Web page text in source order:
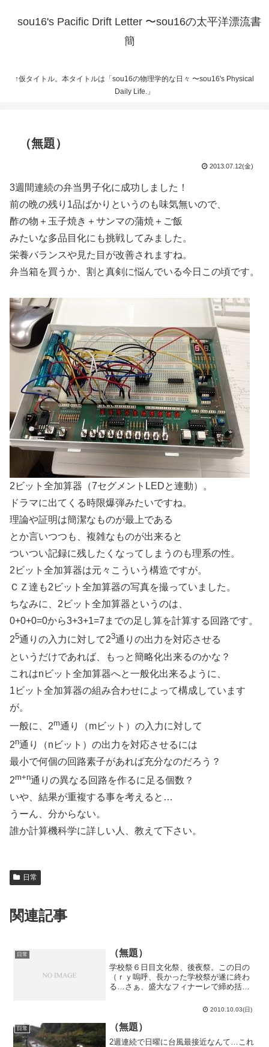
sou16's Pacific Drift Letter 〜sou16の太平洋漂流書
簡
↑仮タイトル。本タイトルは「sou16の物理学的な日々 〜sou16's Physical
Daily Life.」
（無題）
2013.07.12(金)
3週間連続の弁当男子化に成功しました！
前の晩の残り1品ばかりというのも味気無いので、
酢の物＋玉子焼き＋サンマの蒲焼＋ご飯
みたいな多品目化にも挑戦してみました。
栄養バランスや見た目が改善されますね。
弁当箱を買うか、割と真剣に悩んでいる今日この頃です。
2ビット全加算器（7セグメントLEDと連動）。
ドラマに出てくる時限爆弾みたいですね。
理論や証明は簡潔なものが最上である
とか言いつつも、複雑なものが出来ると
ついつい記録に残したくなってしまうのも理系の性。
2ビット全加算器は元々こういう構造ですが。
ＣＺ達も2ビット全加算器の写真を撮っていました。
ちなみに、2ビット全加算器というのは、
0+0+0=0から3+3+1=7までの足し算を計算する回路です。
25通りの入力に対して23通りの出力を対応させる
というだけであれば、もっと簡略化出来るのかな？
これはnビット全加算器へと一般化出来るように、
1ビット全加算器の組み合わせによって構成しています
が。
一般に、2m通り（mビット）の入力に対して
2n通り（nビット）の出力を対応させるには
最小で何個の回路素子があれば充分なのだろう？
2m+n通りの異なる回路を作るに足る個数？
いや、結果が重複する事を考えると…
うーん、分からない。
誰か計算機科学に詳しい人、教えて下さい。
日常
関連記事
日常 （無題）
学校祭６日目文化祭、後夜祭。この日の
（ｒｙ嗚呼、長かった学校祭が遂に終わ
る…さぁ、盛大なフィナーレで締め括ろ
した。何かもう皆テンションが一周して
ルナティックハイテンションでした。更
に一周してクレイジーロー...
2010.10.03(日)
日常 （無題）
2週連続で日曜に台風最接近なんて…これ